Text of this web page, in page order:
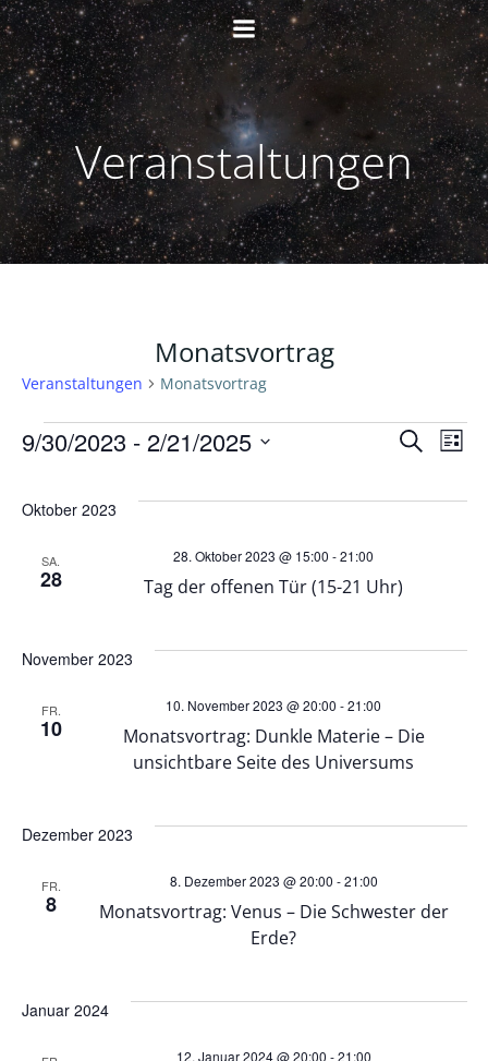
Zum
Inhalt
springen
Veranstaltungen
Monatsvortrag
Veranstaltungen Monatsvortrag
Veranstaltungen
V
e
a
n
s
t
a
t
SucheV
e
n
l
n
Liste
9/30/2023 - 2/21/2025
wählen.
Oktober 2023
SA.
28 Tag der offenen Tür (15-21 Uhr)
28. Oktober 2023 @ 15:00 -21:00
November 2023
FR.
10
Monatsvortrag: Dunkle Materie – Die
unsichtbare Seite des Universums
10. November 2023 @ 20:00 -21:00
Dezember 2023
FR.
8
Monatsvortrag: Venus – Die Schwester der
Erde?
8. Dezember 2023 @ 20:00 -21:00
Januar 2024
12. Januar 2024 @ 20:00 -21:00